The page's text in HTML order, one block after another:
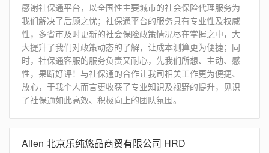
感谢社保通平台，以全国性主要城市的社会保险代理服务为
我们解决了后顾之忧；社保通平台的服务具有专业性及权威
性，多省市及时更新的社会保险政策情况尽在掌握之中，大
大提升了我们对政策动态的了解，让成本测算更为便捷；同
时，社保通客服的服务负责又耐心，先我们所想、主动、感
性，果断好评！与社保通的合作让我司相关工作更为便捷、
放心，于我个人而言更收获了专业知识及视野的提升，见识
了社保通如此高效、积极向上的团队氛围。
Allen 北京乐纯悠品商贸有限公司 HRD